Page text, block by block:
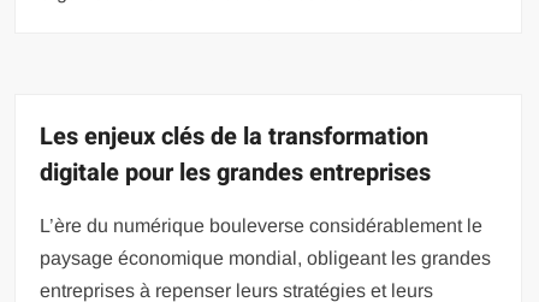
Les enjeux clés de la transformation
digitale pour les grandes entreprises
L’ère du numérique bouleverse considérablement le
paysage économique mondial, obligeant les grandes
entreprises à repenser leurs stratégies et leurs